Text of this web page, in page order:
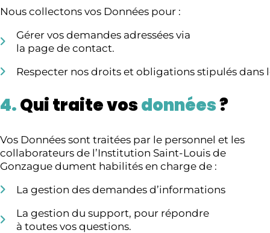
Nous collectons vos Données pour :
Gérer vos demandes adressées via
la page de contact.
Respecter nos droits et obligations stipulés dans
4.Qui traite vosdonnées?
Vos Données sont traitées par le personnel et les
collaborateurs de l’Institution Saint-Louis de
Gonzague dument habilités en charge de :
La gestion des demandes d’informations
La gestion du support, pour répondre
à toutes vos questions.